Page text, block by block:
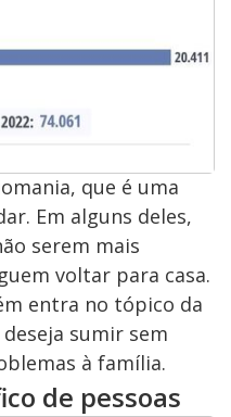
que é uma
Em alguns deles,
serem mais
voltar para casa.
entra no tópico da
deseja sumir sem
à família.
de pessoas